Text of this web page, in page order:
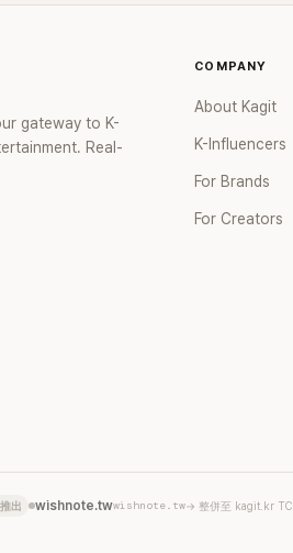
gateway to K-
Real-
COMPANY
About Kagit
K-Influencers
For Brands
For Creators
出 wishnote.twwishnote.tw→ 整併至 kagit.kr TC